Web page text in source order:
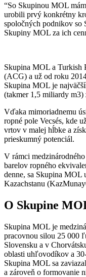
“So Skupinou MOL
urobili prvý konkrétny
spoločných podnikov
Skupiny MOL za ich
Skupina MOL a Turkish
(ACG) a už od roku
Skupina MOL je
(takmer 1,5 miliardy
Vďaka mimoriadnemu
ropné pole Vecsés, kde
vrtov v malej hĺbke a
prieskumný potenciál.
V rámci
barelov ropného
denne, sa Skupina MOL
Kazachstanu
O Skupine
Skupina MOL je
pracovnou silou 25 000
Slovensku a v
oblasti uhľovodíkov a
Skupina MOL sa
a zároveň o formovanie